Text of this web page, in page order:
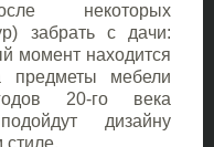
некоторых
забрать с дачи:
момент находится
предметы мебели
20-го века
дизайну